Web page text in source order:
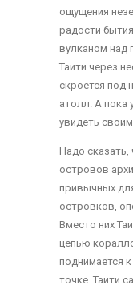
ощущения
радости
вулканом над
Таити через
скроется под
атолл. А пока
увидеть
Надо сказать,
островов
привычных
островков,
Вместо них
цепью
поднимается
точке. Таити